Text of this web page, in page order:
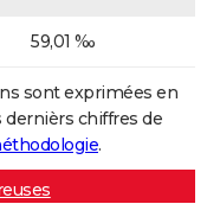
59,01 ‰
sont exprimées en
chiffres de
.